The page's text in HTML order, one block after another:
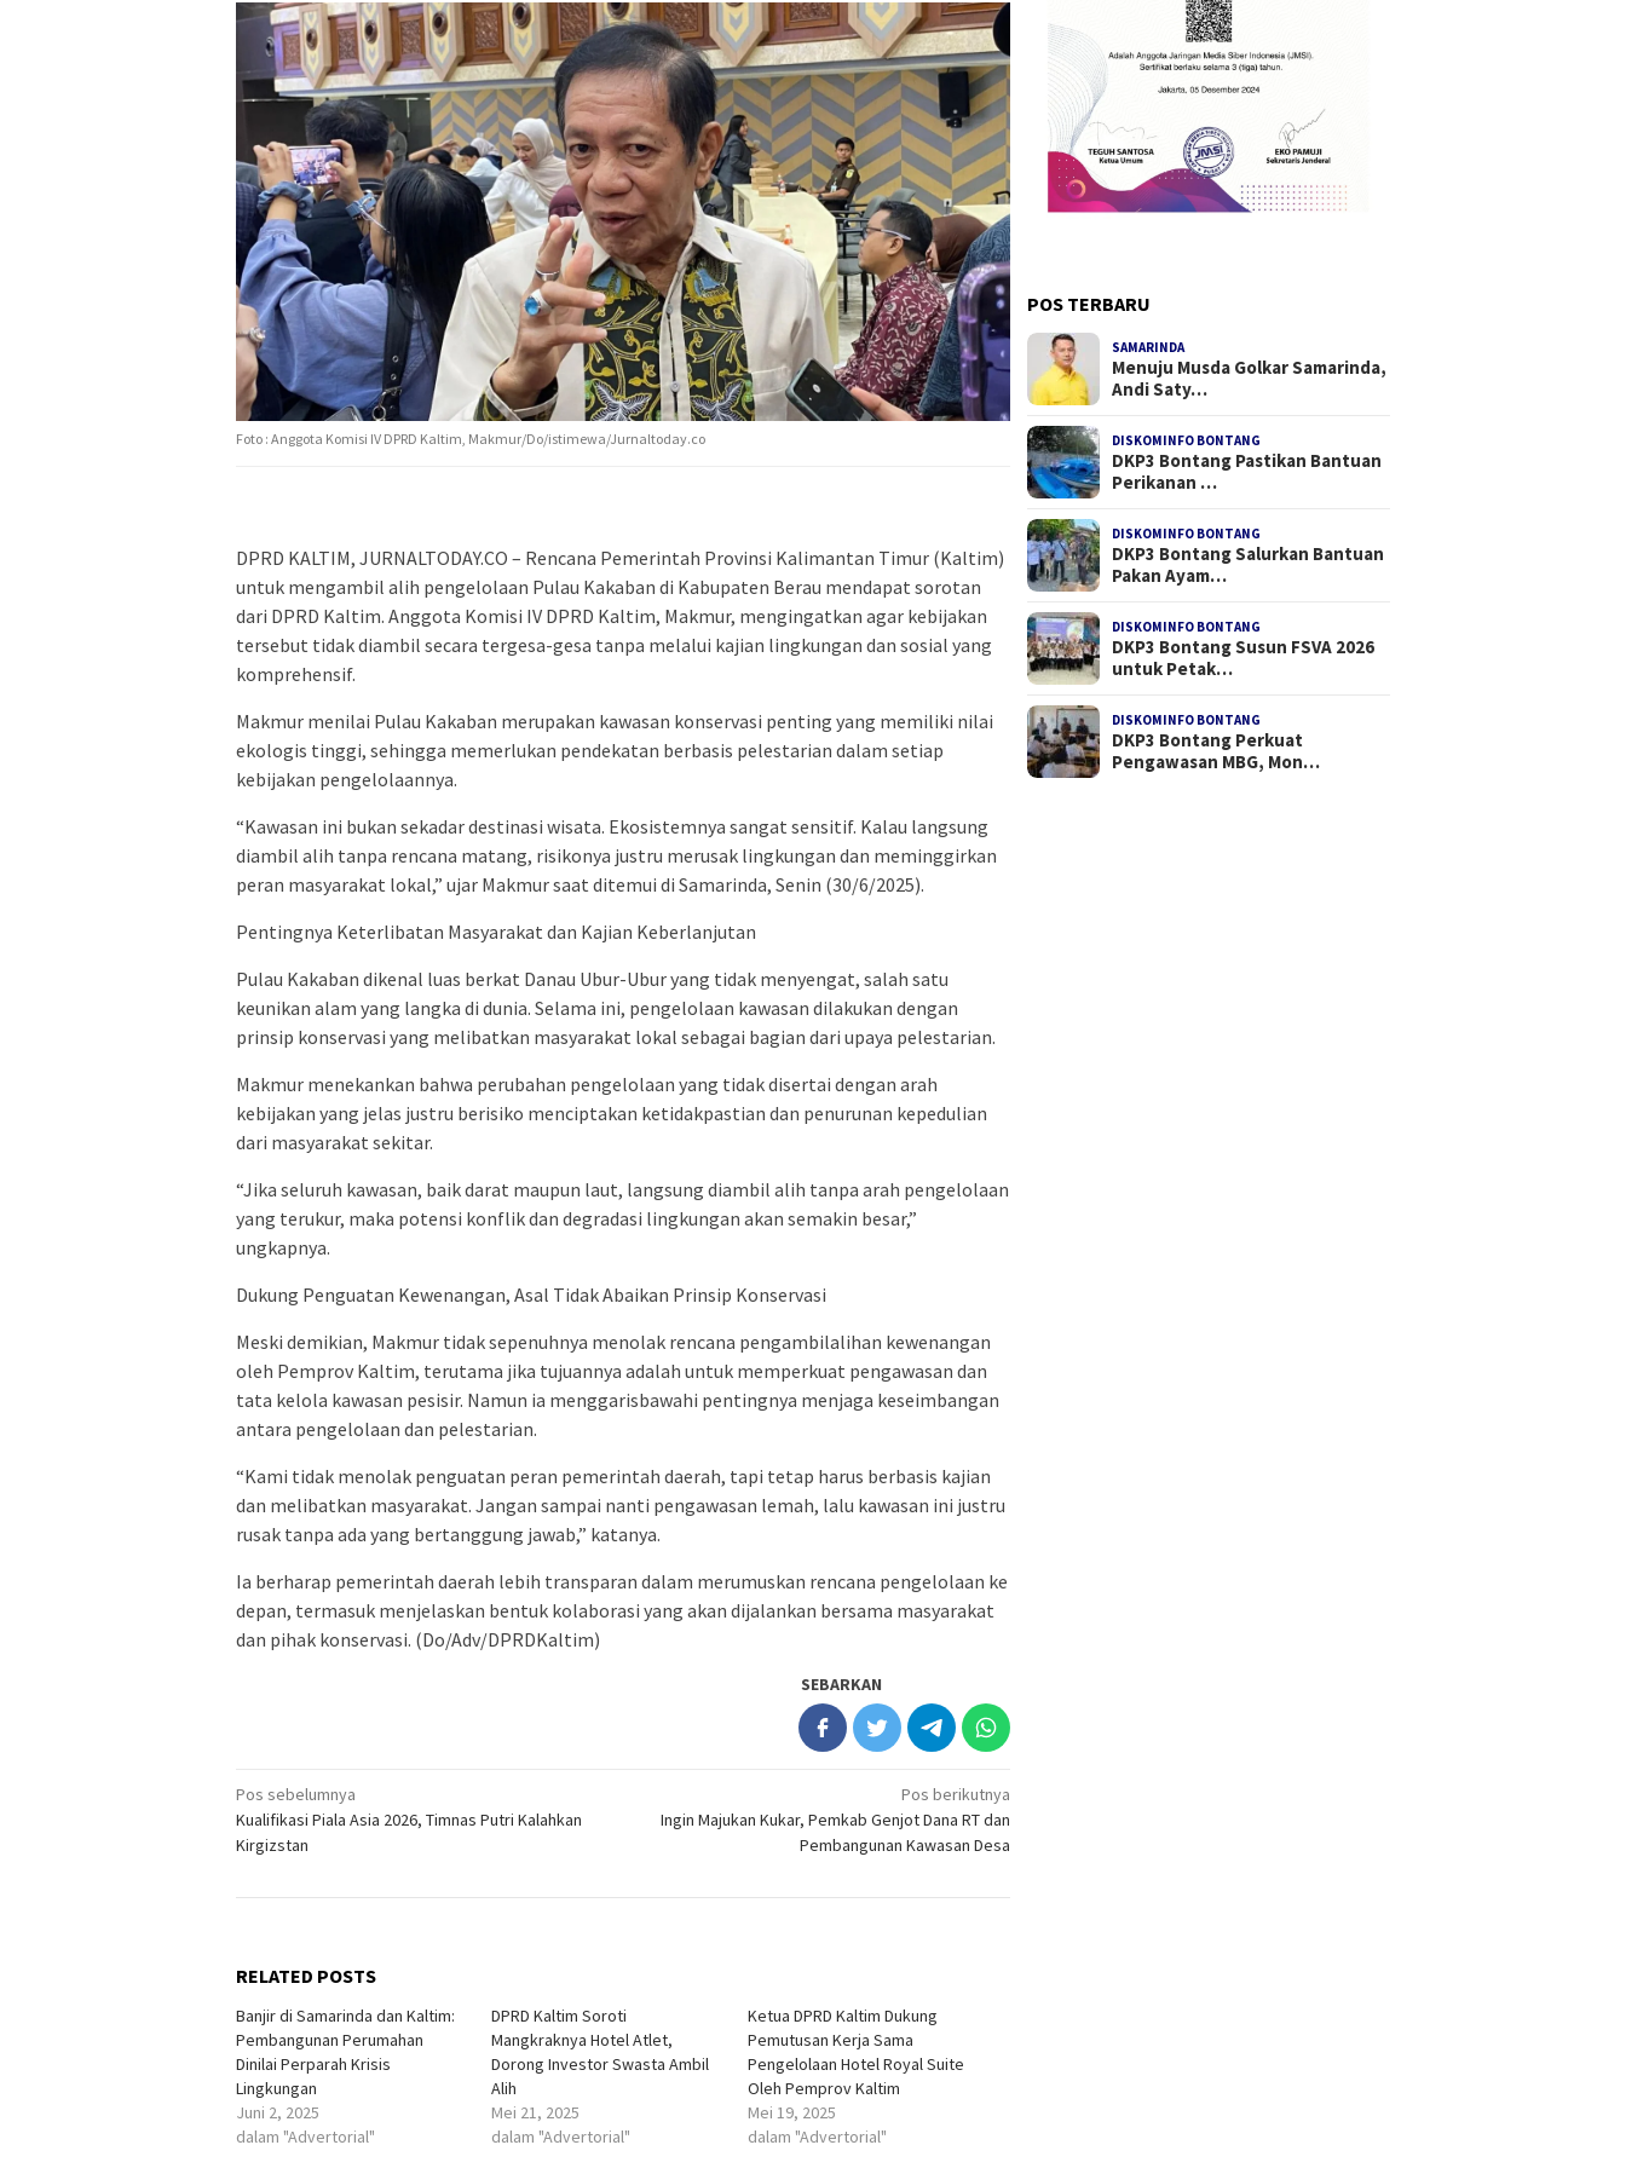
Foto : Anggota Komisi IV DPRD Kaltim, Makmur/Do/istimewa/Jurnaltoday.co
DPRD KALTIM, JURNALTODAY.CO – Rencana Pemerintah Provinsi Kalimantan Timur (Kaltim)
untuk mengambil alih pengelolaan Pulau Kakaban di Kabupaten Berau mendapat sorotan
dari DPRD Kaltim. Anggota Komisi IV DPRD Kaltim, Makmur, mengingatkan agar kebijakan
tersebut tidak diambil secara tergesa-gesa tanpa melalui kajian lingkungan dan sosial yang
komprehensif.
Makmur menilai Pulau Kakaban merupakan kawasan konservasi penting yang memiliki nilai
ekologis tinggi, sehingga memerlukan pendekatan berbasis pelestarian dalam setiap
kebijakan pengelolaannya.
“Kawasan ini bukan sekadar destinasi wisata. Ekosistemnya sangat sensitif. Kalau langsung
diambil alih tanpa rencana matang, risikonya justru merusak lingkungan dan meminggirkan
peran masyarakat lokal,” ujar Makmur saat ditemui di Samarinda, Senin (30/6/2025).
Pentingnya Keterlibatan Masyarakat dan Kajian Keberlanjutan
Pulau Kakaban dikenal luas berkat Danau Ubur-Ubur yang tidak menyengat, salah satu
keunikan alam yang langka di dunia. Selama ini, pengelolaan kawasan dilakukan dengan
prinsip konservasi yang melibatkan masyarakat lokal sebagai bagian dari upaya pelestarian.
Makmur menekankan bahwa perubahan pengelolaan yang tidak disertai dengan arah
kebijakan yang jelas justru berisiko menciptakan ketidakpastian dan penurunan kepedulian
dari masyarakat sekitar.
“Jika seluruh kawasan, baik darat maupun laut, langsung diambil alih tanpa arah pengelolaan
yang terukur, maka potensi konflik dan degradasi lingkungan akan semakin besar,”
ungkapnya.
Dukung Penguatan Kewenangan, Asal Tidak Abaikan Prinsip Konservasi
Meski demikian, Makmur tidak sepenuhnya menolak rencana pengambilalihan kewenangan
oleh Pemprov Kaltim, terutama jika tujuannya adalah untuk memperkuat pengawasan dan
tata kelola kawasan pesisir. Namun ia menggarisbawahi pentingnya menjaga keseimbangan
antara pengelolaan dan pelestarian.
“Kami tidak menolak penguatan peran pemerintah daerah, tapi tetap harus berbasis kajian
dan melibatkan masyarakat. Jangan sampai nanti pengawasan lemah, lalu kawasan ini justru
rusak tanpa ada yang bertanggung jawab,” katanya.
Ia berharap pemerintah daerah lebih transparan dalam merumuskan rencana pengelolaan ke
depan, termasuk menjelaskan bentuk kolaborasi yang akan dijalankan bersama masyarakat
dan pihak konservasi. (Do/Adv/DPRDKaltim)
SEBARKAN
Navigasi
pos
Pos sebelumnya
Kualifikasi Piala Asia 2026, Timnas Putri Kalahkan
Kirgizstan
Pos berikutnya
Ingin Majukan Kukar, Pemkab Genjot Dana RT dan
Pembangunan Kawasan Desa
RELATED POSTS
Banjir di Samarinda dan Kaltim:
Pembangunan Perumahan
Dinilai Perparah Krisis
Lingkungan
Juni 2, 2025
dalam "Advertorial"
DPRD Kaltim Soroti
Mangkraknya Hotel Atlet,
Dorong Investor Swasta Ambil
Alih
Mei 21, 2025
dalam "Advertorial"
Ketua DPRD Kaltim Dukung
Pemutusan Kerja Sama
Pengelolaan Hotel Royal Suite
Oleh Pemprov Kaltim
Mei 19, 2025
dalam "Advertorial"
POS TERBARU
SAMARINDA
Menuju Musda Golkar Samarinda,
Andi Saty…
DISKOMINFO BONTANG
DKP3 Bontang Pastikan Bantuan
Perikanan …
DISKOMINFO BONTANG
DKP3 Bontang Salurkan Bantuan
Pakan Ayam…
DISKOMINFO BONTANG
DKP3 Bontang Susun FSVA 2026
untuk Petak…
DISKOMINFO BONTANG
DKP3 Bontang Perkuat
Pengawasan MBG, Mon…